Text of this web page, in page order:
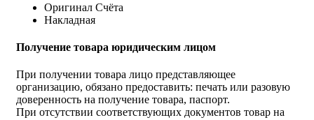
Оригинал Счёта
Накладная
Получение товара юридическим лицом
При получении товара лицо представляющее
организацию, обязано предоставить: печать или разовую
доверенность на получение товара, паспорт.
При отсутствии соответствующих документов товар на